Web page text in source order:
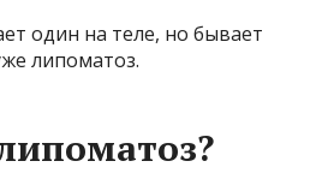
один на теле, но бывает
липоматоз.